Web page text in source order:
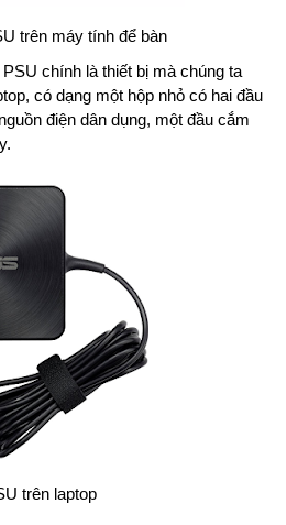
trên máy tính để bàn
chính là thiết bị mà chúng ta
có dạng một hộp nhỏ có hai đầu
điện dân dụng, một đầu cắm
trên laptop